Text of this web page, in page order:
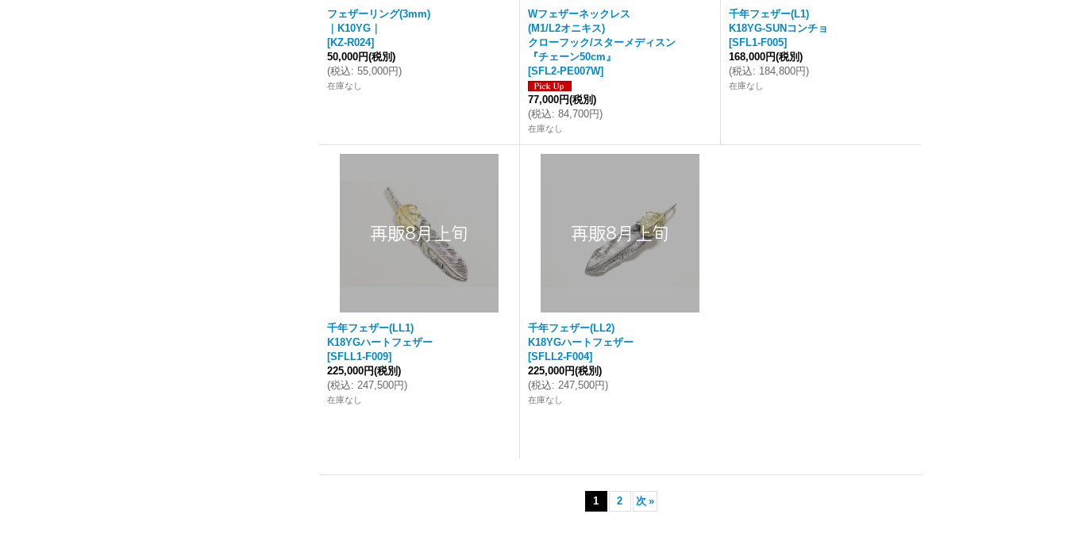
フェザーリング(3mm)
｜K10YG｜
[KZ-R024]
50,000円(税別)
(税込: 55,000円)
在庫なし
Wフェザーネックレス
(M1/L2オニキス)
クローフック/スターメディスン
『チェーン50cm』
[SFL2-PE007W]
77,000円(税別)
(税込: 84,700円)
在庫なし
千年フェザー(L1)
K18YG-SUNコンチョ
[SFL1-F005]
168,000円(税別)
(税込: 184,800円)
在庫なし
千年フェザー(LL1)
K18YGハートフェザー
[SFLL1-F009]
225,000円(税別)
(税込: 247,500円)
在庫なし
千年フェザー(LL2)
K18YGハートフェザー
[SFLL2-F004]
225,000円(税別)
(税込: 247,500円)
在庫なし
1 2 次 »